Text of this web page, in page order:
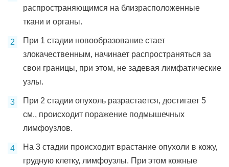
распространяющимся на близрасположенные
ткани и органы.
При 1 стадии новообразование стает
злокачественным, начинает распространяться за
свои границы, при этом, не задевая лимфатические
узлы.
При 2 стадии опухоль разрастается, достигает 5
см., происходит поражение подмышечных
лимфоузлов.
На 3 стадии происходит врастание опухоли в кожу,
грудную клетку, лимфоузлы. При этом кожные